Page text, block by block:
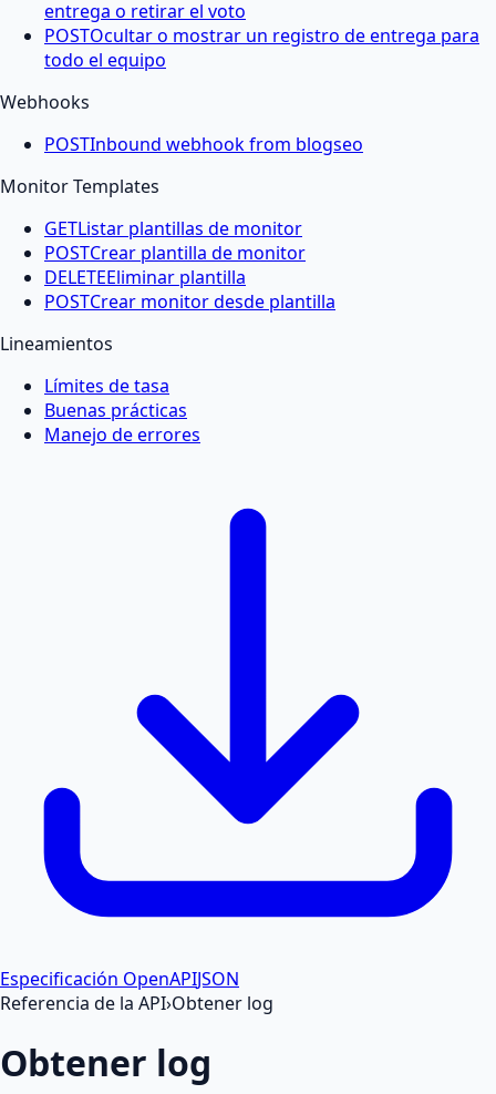
entrega o retirar el voto
POSTOcultar o mostrar un registro de entrega para
todo el equipo
Webhooks
POSTInbound webhook from blogseo
Monitor Templates
GETListar plantillas de monitor
POSTCrear plantilla de monitor
DELETEEliminar plantilla
POSTCrear monitor desde plantilla
Lineamientos
Límites de tasa
Buenas prácticas
Manejo de errores
Especificación OpenAPIJSON
Referencia de la API›Obtener log
Obtener log